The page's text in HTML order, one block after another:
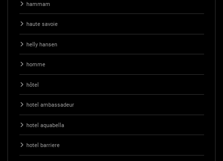
hammam
haute savoie
helly hansen
homme
hôtel
hotel ambassadeur
hotel aquabella
hotel barriere